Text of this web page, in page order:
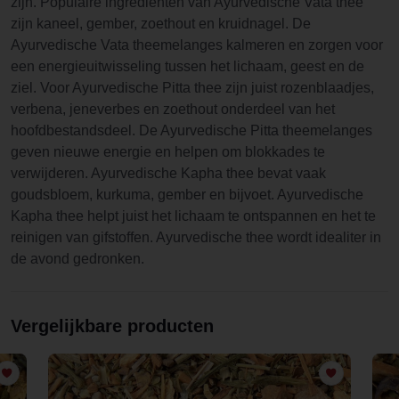
zijn kaneel, gember, zoethout en kruidnagel. De
Ayurvedische Vata theemelanges kalmeren en zorgen voor
een energieuitwisseling tussen het lichaam, geest en de
ziel. Voor Ayurvedische Pitta thee zijn juist rozenblaadjes,
verbena, jeneverbes en zoethout onderdeel van het
hoofdbestandsdeel. De Ayurvedische Pitta theemelanges
geven nieuwe energie en helpen om blokkades te
verwijderen. Ayurvedische Kapha thee bevat vaak
goudsbloem, kurkuma, gember en bijvoet. Ayurvedische
Kapha thee helpt juist het lichaam te ontspannen en het te
reinigen van gifstoffen. Ayurvedische thee wordt idealiter in
de avond gedronken.
Vergelijkbare producten